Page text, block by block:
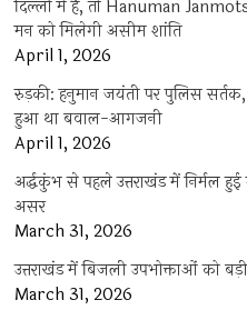
दिल्ली में हैं, तो Hanuman
मन को मिलेगी असीम शांति
April 1, 2026
रुड़की: हनुमान जयंती पर पुलिस सर्तक,
हुआ था बवाल-आगजनी
April 1, 2026
अर्द्धकुंभ से पहले उत्तराखंड में निर्मल
असर
March 31, 2026
उत्तराखंड में बिजली उपभोक्ताओं को
March 31, 2026